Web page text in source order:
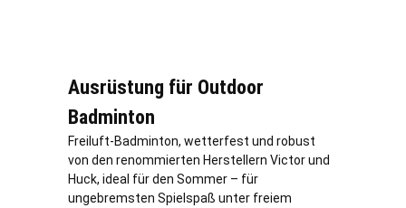
Ausrüstung für Outdoor
Badminton
Freiluft-Badminton, wetterfest und robust
von den renommierten Herstellern Victor und
Huck, ideal für den Sommer – für
ungebremsten Spielspaß unter freiem